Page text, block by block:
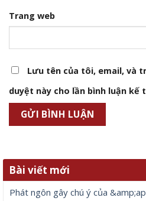
Trang web
Lưu tên của tôi, email, và
duyệt này cho lần bình luận kế
Bài viết mới
Phát ngôn gây chú ý của